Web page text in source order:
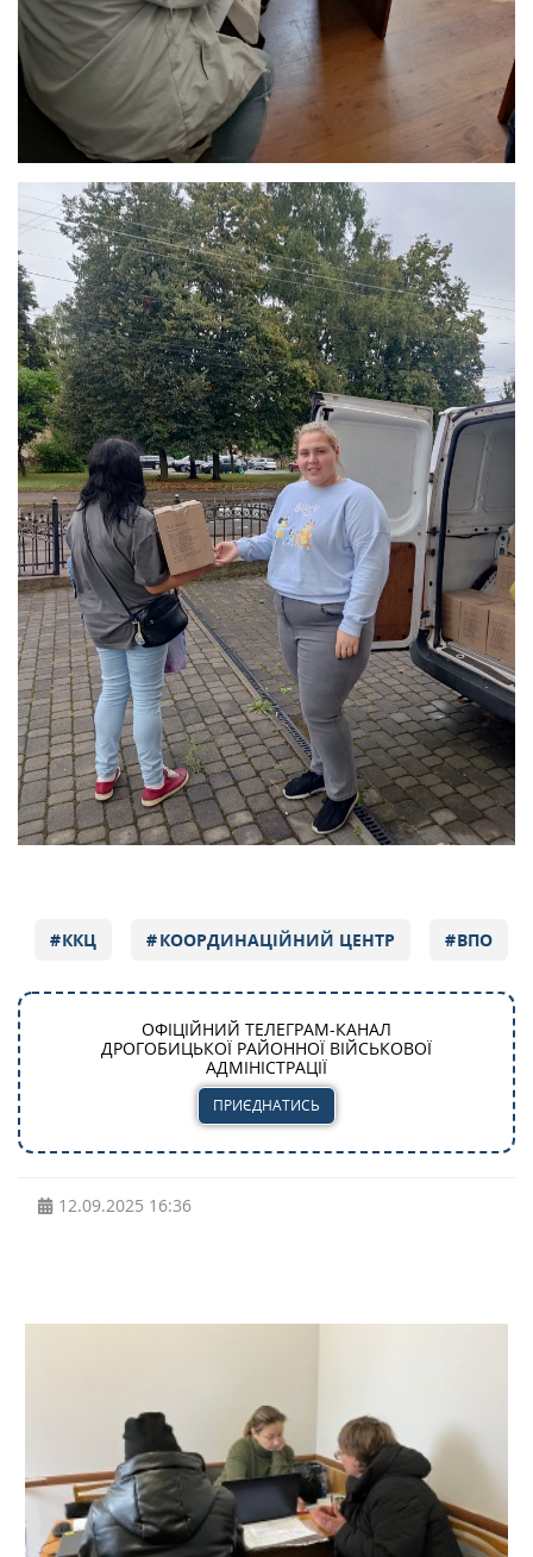
ККЦ КООРДИНАЦІЙНИЙ ЦЕНТР ВПО
ОФІЦІЙНИЙ ТЕЛЕГРАМ-КАНАЛ
ДРОГОБИЦЬКОЇ РАЙОННОЇ ВІЙСЬКОВОЇ
АДМІНІСТРАЦІЇ
ПРИЄДНАТИСЬ
12.09.2025 16:36